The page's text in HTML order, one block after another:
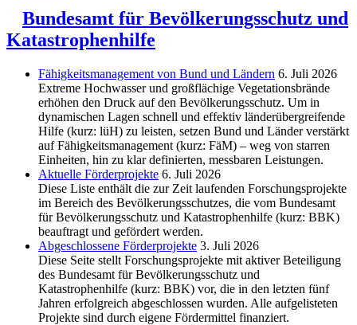
Bundesamt für Bevölkerungsschutz und
Katastrophenhilfe
Fähigkeitsmanagement von Bund und Ländern 6. Juli 2026
Extreme Hochwasser und großflächige Vegetationsbrände
erhöhen den Druck auf den Bevölkerungsschutz. Um in
dynamischen Lagen schnell und effektiv länderübergreifende
Hilfe (kurz: lüH) zu leisten, setzen Bund und Länder verstärkt
auf Fähigkeitsmanagement (kurz: FäM) – weg von starren
Einheiten, hin zu klar definierten, messbaren Leistungen.
Aktuelle Förderprojekte 6. Juli 2026
Diese Liste enthält die zur Zeit laufenden Forschungsprojekte
im Bereich des Be­völkerungs­schutzes, die vom Bundesamt
für Bevölkerungsschutz und Katastrophenhilfe (kurz: BBK)
beauftragt und gefördert werden.
Abgeschlos­sene Förderprojekte 3. Juli 2026
Diese Seite stellt Forschungsprojekte mit aktiver Beteiligung
des Bundesamt für Bevölkerungsschutz und
Katastrophenhilfe (kurz: BBK) vor, die in den letzten fünf
Jahren erfolgreich abgeschlossen wurden. Alle aufgelisteten
Projekte sind durch eigene Fördermittel finanziert.